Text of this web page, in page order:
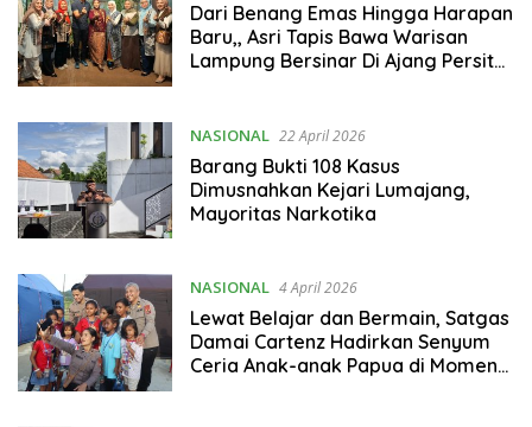
Dari Benang Emas Hingga Harapan
Baru,, Asri Tapis Bawa Warisan
Lampung Bersinar Di Ajang Persit
NASIONAL 22 April 2026
Barang Bukti 108 Kasus
Dimusnahkan Kejari Lumajang,
Mayoritas Narkotika
NASIONAL 4 April 2026
Lewat Belajar dan Bermain, Satgas
Damai Cartenz Hadirkan Senyum
Ceria Anak-anak Papua di Momen